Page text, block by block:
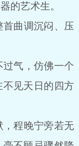
艺术生。
曲调沉闷、压
气，仿佛一个
见天日的四方
程晚宁旁若无